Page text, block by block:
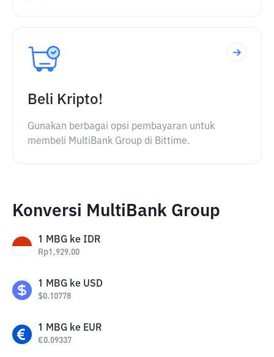
Beli Kripto!
Gunakan berbagai opsi pembayaran untuk
membeli MultiBank Group di Bittime.
Konversi MultiBank Group
1 MBG ke IDR
Rp1,929.00
1 MBG ke USD
$0.10778
1 MBG ke EUR
€0.09337